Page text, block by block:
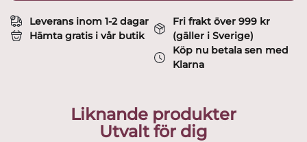
Leverans inom 1-2 dagar
Hämta gratis i vår butik
Fri frakt över 999 kr
(gäller i Sverige)
Köp nu betala sen med
Klarna
Liknande produkter
Utvalt för dig